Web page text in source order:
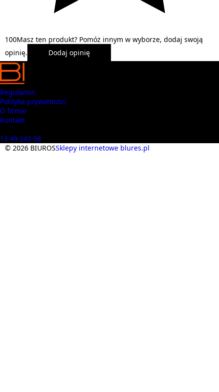
100Masz ten produkt? Pomóż innym w wyborze, dodaj swoją
opinię.
Dodaj opinię
Regulamin
Polityka prywatności
O firmie
Kontakt
13 49 242 08
© 2026 BIUROSSklepy internetowe blures.pl